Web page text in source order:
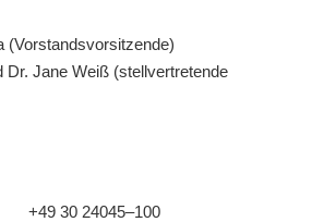
(Vorstandsvorsitzende)
Dr. Jane Weiß (stellvertretende
+49 30 24045–100